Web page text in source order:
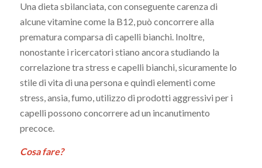
Una dieta sbilanciata, con conseguente carenza di
alcune vitamine come la B12, può concorrere alla
prematura comparsa di capelli bianchi. Inoltre,
nonostante i ricercatori stiano ancora studiando la
correlazione tra stress e capelli bianchi, sicuramente lo
stile di vita di una persona e quindi elementi come
stress, ansia, fumo, utilizzo di prodotti aggressivi per i
capelli possono concorrere ad un incanutimento
precoce.
Cosa fare?